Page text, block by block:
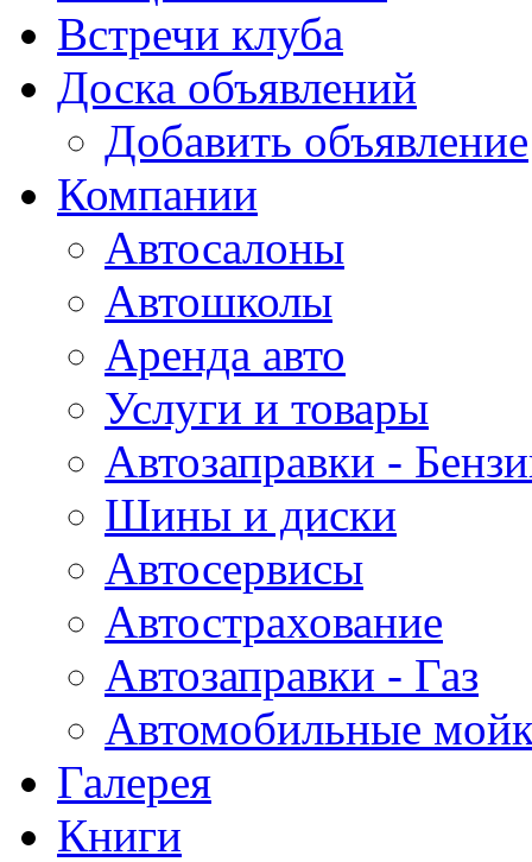
Встречи клуба
Доска объявлений
Добавить объявление
Компании
Автосалоны
Автошколы
Аренда авто
Услуги и товары
Автозаправки -
Шины и диски
Автосервисы
Автострахование
Автозаправки - Газ
Автомобильные
Галерея
Книги